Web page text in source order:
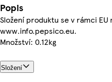
Popis
Složení produktu se v rámci
www.info.pepsico.eu.
Množství: 0.12kg
Složení